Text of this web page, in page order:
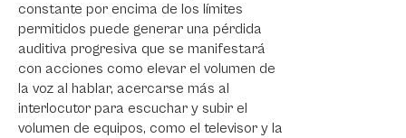
constante por encima de los límites
permitidos puede generar una pérdida
auditiva progresiva que se manifestará
con acciones como elevar el volumen de
la voz al hablar, acercarse más al
interlocutor para escuchar y subir el
volumen de equipos, como el televisor y la